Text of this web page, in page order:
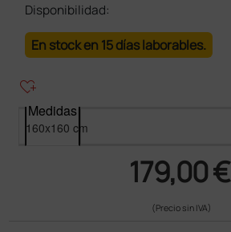
Disponibilidad:
En stock en 15 días laborables.
heart_plus
Medidas
179,00 €
(Precio sin IVA)